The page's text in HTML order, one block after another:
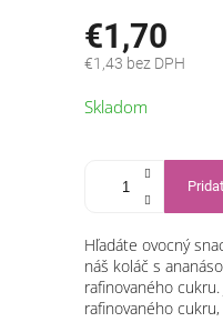
€1,70
€1,43 bez DPH
cena:
Skladom
Hľadáte ovocný
náš koláč s
rafinovaného
rafinovaného